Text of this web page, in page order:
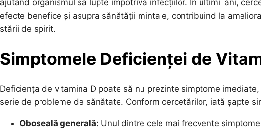
ajutând organismul să lupte împotriva infecțiilor. În ultimii ani,
efecte benefice și asupra sănătății mintale, contribuind la
stării de spirit.
Simptomele Deficienței de
Deficiența de vitamina D poate să nu prezinte simptome
serie de probleme de sănătate. Conform cercetărilor, iată șapte
Oboseală generală: Unul dintre cele mai frecvente